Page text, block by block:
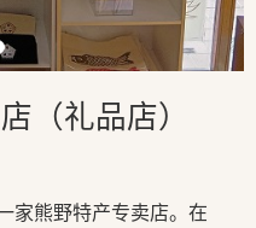
（礼品店）
家熊野特产专卖店。在